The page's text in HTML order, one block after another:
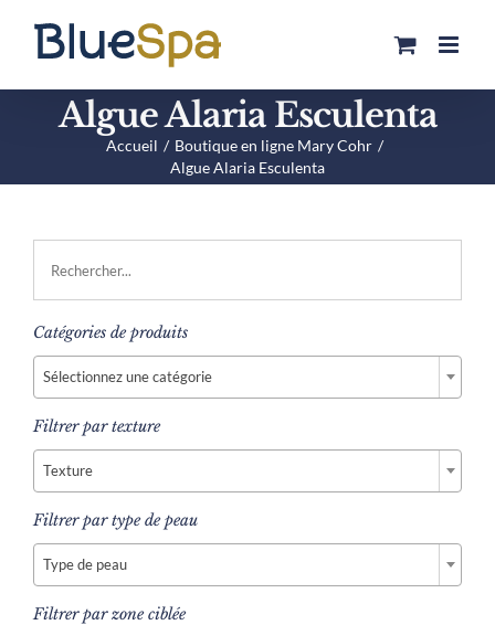
contenu
Algue Alaria Esculenta
Accueil
Boutique en ligne Mary Cohr
Algue Alaria Esculenta
Catégories de produits
Sélectionnez une catégorie
Filtrer par texture
Texture
Filtrer par type de peau
Type de peau
Filtrer par zone ciblée